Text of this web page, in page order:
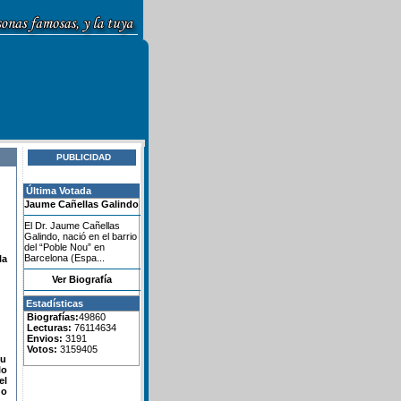
PUBLICIDAD
Última Votada
Jaume Cañellas Galindo
El Dr. Jaume Cañellas
Galindo, nació en el barrio
del “Poble Nou” en
Barcelona (Espa...
Ver Biografía
Estadísticas
Biografías:49860
Lecturas: 76114634
Envios: 3191
Votos: 3159405